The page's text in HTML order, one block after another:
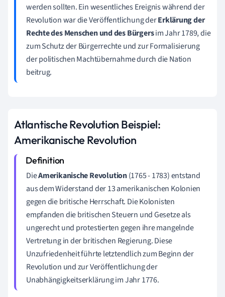
werden sollten. Ein wesentliches Ereignis während der
Revolution war die Veröffentlichung derErklärung der
Rechte des Menschen und des Bürgersim Jahr 1789, die
zum Schutz der Bürgerrechte und zur Formalisierung
der politischen Machtübernahme durch die Nation
beitrug.
Atlantische Revolution Beispiel:
Amerikanische Revolution
DieAmerikanische Revolution(1765 - 1783) entstand
aus dem Widerstand der 13 amerikanischen Kolonien
gegen die britische Herrschaft. Die Kolonisten
empfanden die britischen Steuern und Gesetze als
ungerecht und protestierten gegen ihre mangelnde
Vertretung in der britischen Regierung. Diese
Unzufriedenheit führte letztendlich zum Beginn der
Revolution und zur Veröffentlichung der
Unabhängigkeitserklärung im Jahr 1776.